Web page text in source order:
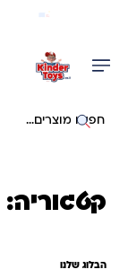
חיפוש באתר
קטגוריה:
הבלוג שלנו